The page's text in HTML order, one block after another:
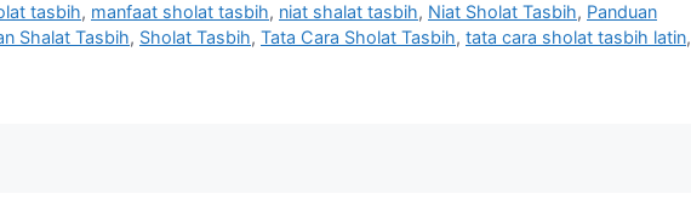
tasbih, manfaat sholat tasbih, niat shalat tasbih, Niat Sholat Tasbih, Panduan
Shalat Tasbih, Sholat Tasbih, Tata Cara Sholat Tasbih, tata cara sholat tasbih latin,